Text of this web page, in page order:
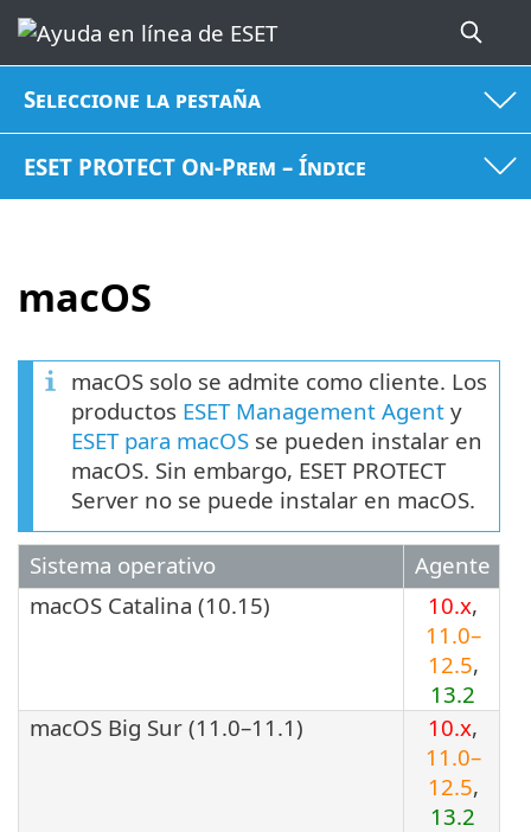
Seleccione la pestaña
ESET PROTECT On-Prem – Índice
macOS
macOS solo se admite como cliente. Los
productos ESET Management Agent y
ESET para macOS se pueden instalar en
macOS. Sin embargo, ESET PROTECT
Server no se puede instalar en macOS.
Sistema operativo
Agente
macOS Catalina (10.15)
10.x,
11.0–
12.5,
13.2
macOS Big Sur (11.0–11.1)
10.x,
11.0–
12.5,
13.2